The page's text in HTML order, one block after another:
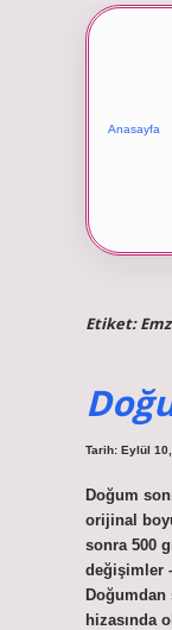
Anasayfa
Etiket:
Tarih: Eylül
Doğum
orijinal
sonra 500
değişimler
Doğumdan
hizasında